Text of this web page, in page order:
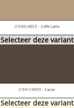
(1930) NE55 - Caffe Latte
Selecteer deze variant
(1941) NF09 - Cacao
Selecteer deze variant